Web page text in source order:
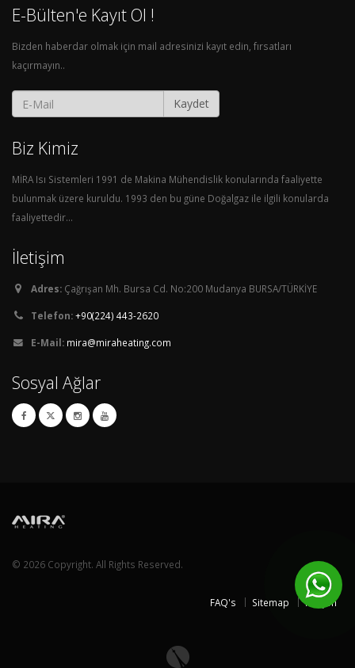
E-Bülten'e Kayıt Ol !
Bizden haberdar olmak için mail adresinizi kayıt edin, fırsatları
kaçırmayın..
Kaydet
Biz Kimiz
MİRA Isı Sistemleri 1991 de Makina Mühendislik konularında faaliyette
bulunmak üzere kuruldu. 1993 den bu güne Doğalgaz ile ilgili konularda
faaliyettedir...
İletişim
Adres: Çağrışan Mh. Bursa Cd. No:200 Mudanya BURSA/TÜRKİYE
Telefon:+90(224) 443-2620
E-Mail: mira@miraheating.com
Sosyal Ağlar
© 2026 Copyright. All Rights Reserved.
FAQ's Sitemap İletişim